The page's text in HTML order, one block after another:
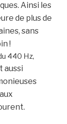
Ainsi les
de plus de
sans
!
440 Hz,
aussi